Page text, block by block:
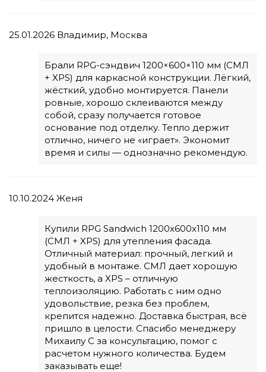
25.01.2026 Владимир, Москва
Брали RPG-сэндвич 1200×600×110 мм (СМЛ
+ XPS) для каркасной конструкции. Лёгкий,
жёсткий, удобно монтируется. Панели
ровные, хорошо склеиваются между
собой, сразу получается готовое
основание под отделку. Тепло держит
отлично, ничего не «играет». Экономит
время и силы — однозначно рекомендую.
10.10.2024 Женя
Купили RPG Sandwich 1200x600x110 мм
(СМЛ + XPS) для утепления фасада.
Отличный материал: прочный, легкий и
удобный в монтаже. СМЛ дает хорошую
жесткость, а XPS – отличную
теплоизоляцию. Работать с ним одно
удовольствие, резка без проблем,
крепится надежно. Доставка быстрая, всё
пришло в целости. Спасибо менеджеру
Михаилу С за консультацию, помог с
расчетом нужного количества. Будем
заказывать еще!